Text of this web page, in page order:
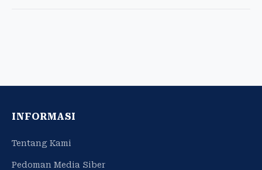
INFORMASI
Tentang Kami
Pedoman Media Siber